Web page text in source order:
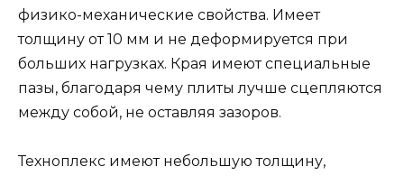
физико-механические свойства. Имеет
толщину от 10 мм и не деформируется при
больших нагрузках. Края имеют специальные
пазы, благодаря чему плиты лучше сцепляются
между собой, не оставляя зазоров.
Техноплекс имеют небольшую толщину,